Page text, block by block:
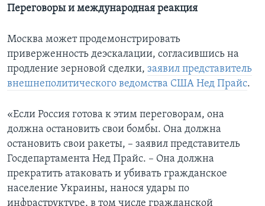
Переговоры и международная реакция
Москва может продемонстрировать
приверженность деэскалации, согласившись на
продление зерновой сделки, заявил представитель
внешнеполитического ведомства США Нед Прайс.
«Если Россия готова к этим переговорам, она
должна остановить свои бомбы. Она должна
остановить свои ракеты, – заявил представитель
Госдепартамента Нед Прайс. – Она должна
прекратить атаковать и убивать гражданское
население Украины, нанося удары по
инфраструктуре, в том числе гражданской